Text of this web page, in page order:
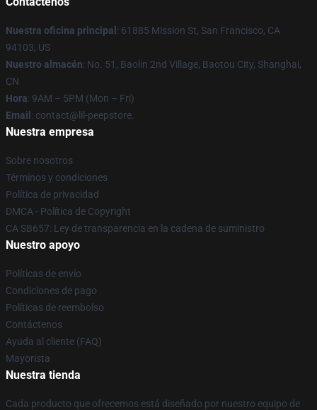
Nuestra oficina principal : 61885 Mission St, San Francisco, CA
94103, US
Nuestro almacén: No. 51, Baolin 2nd Village, Baotou City, Shanghai,
CN
Hora: 9AM – 5PM (Mon – Fri)
Email : contact@lil-peepstore.
Nuestra empresa
Sobre nosotros
Términos y condiciones
Política de privacidad
DMCA - Política de Copyright
CA SB657: Ley de transparencia en la cadena de suministro
Nuestro apoyo
Políticas de envío
Condiciones de pago
Políticas de reembolso
Contáctenos
Ayuda al cliente (FAQ)
Mayorista
Nuestra tienda
Cada producto que ofrecemos está diseñado por nuestro equipo de